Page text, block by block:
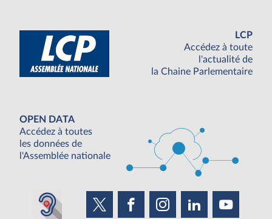
LCP
Accédez à toute
l'actualité de
la Chaine Parlementaire
OPEN DATA
Accédez à toutes
les données de
l'Assemblée nationale